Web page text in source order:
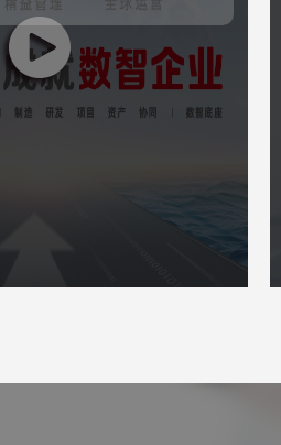
向成长型企业，提供财务、税
、采购、供应链、制造、资
支持企业全球化经营、社会化
企业数字化、智能化发展，成
驱动、实时运营，轻松管理的
产品 智能财务 敏捷供应链 数